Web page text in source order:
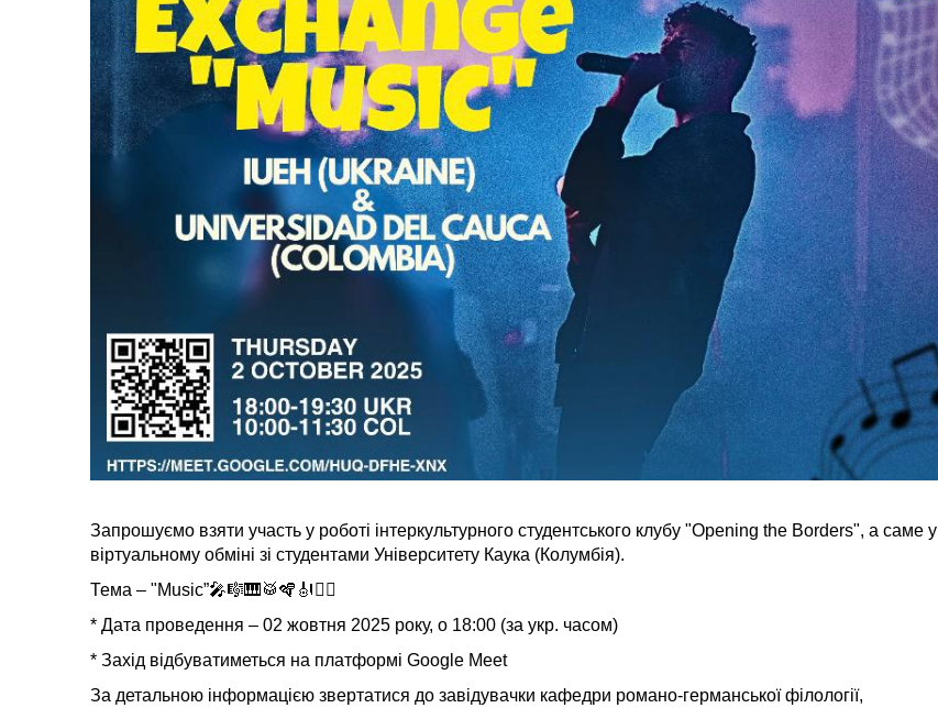
Запрошуємо взяти участь у роботі інтеркультурного студентського клубу "Opening the Borders", а саме у
віртуальному обміні зі студентами Університету Каука (Колумбія).
Тема – "Music”🎤🎼🎹🥁🪇🎻🪉🪈
* Дата проведення – 02 жовтня 2025 року, о 18:00 (за укр. часом)
* Захід відбуватиметься на платформі Google Meet
За детальною iнформацiєю звертатися до завідувачки кафедри романо-германської філології,